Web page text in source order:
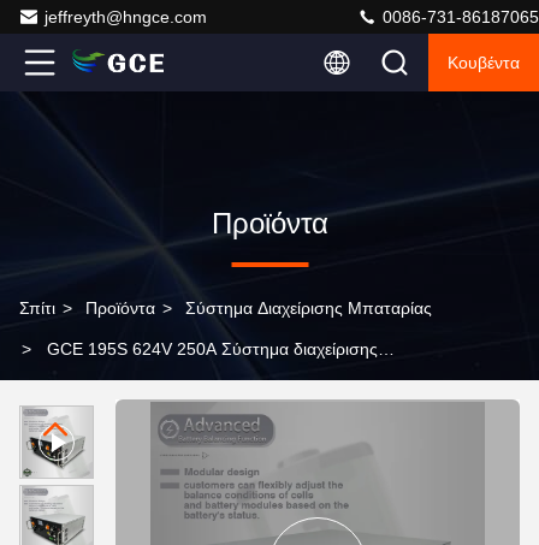
jeffreyth@hngce.com 0086-731-86187065
Κουβέντα
Προϊόντα
Σπίτι > Προϊόντα > Σύστημα Διαχείρισης Μπαταρίας
> GCE 195S 624V 250A Σύστημα διαχείρισης
συνεχής τροφοδοσία